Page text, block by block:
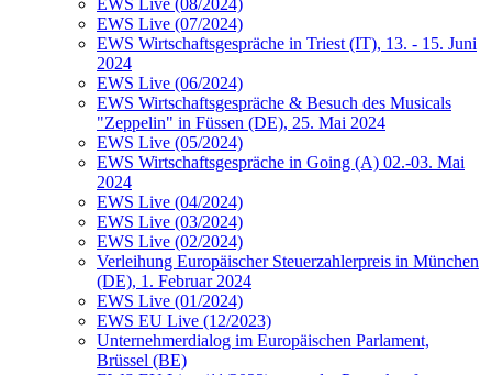
EWS Live (08/2024)
EWS Live (07/2024)
EWS Wirtschaftsgespräche in Triest (IT), 13. - 15. Juni
2024
EWS Live (06/2024)
EWS Wirtschaftsgespräche & Besuch des Musicals
"Zeppelin" in Füssen (DE), 25. Mai 2024
EWS Live (05/2024)
EWS Wirtschaftsgespräche in Going (A) 02.-03. Mai
2024
EWS Live (04/2024)
EWS Live (03/2024)
EWS Live (02/2024)
Verleihung Europäischer Steuerzahlerpreis in München
(DE), 1. Februar 2024
EWS Live (01/2024)
EWS EU Live (12/2023)
Unternehmerdialog im Europäischen Parlament,
Brüssel (BE)